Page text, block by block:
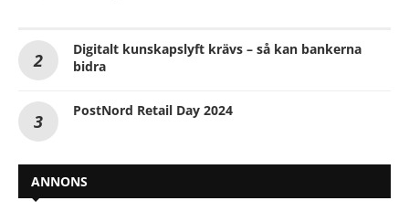
Digitalt kunskapslyft krävs – så kan bankerna
bidra
PostNord Retail Day 2024
ANNONS